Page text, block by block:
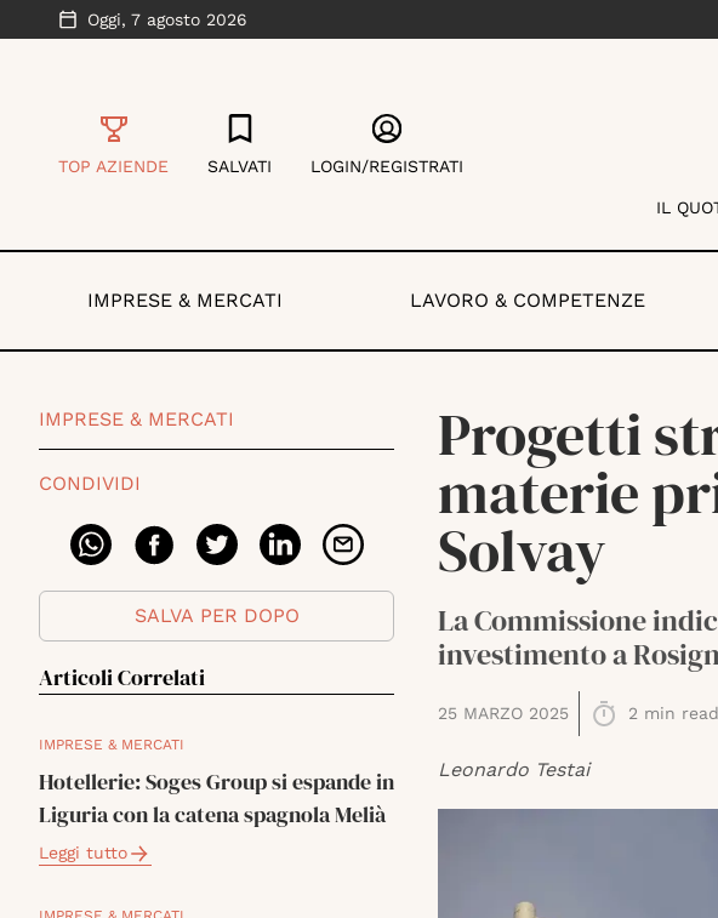
Oggi, 7 agosto 2026
TOP AZIENDE SALVATI LOGIN/REGISTRATI
IL
IMPRESE & MERCATI LAVORO & COMPETENZE
IMPRESE & MERCATI
CONDIVIDI
SALVA PER DOPO
Articoli Correlati
IMPRESE & MERCATI
Hotellerie: Soges Group si espande in
Liguria con la catena spagnola Melià
Leggi tutto
Progetti
materie
Solvay
La Commissione
investimento a
25 MARZO 2025 2 min read
Leonardo Testai